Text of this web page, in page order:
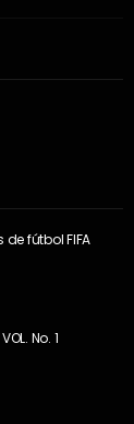
fútbol FIFA
No. 1